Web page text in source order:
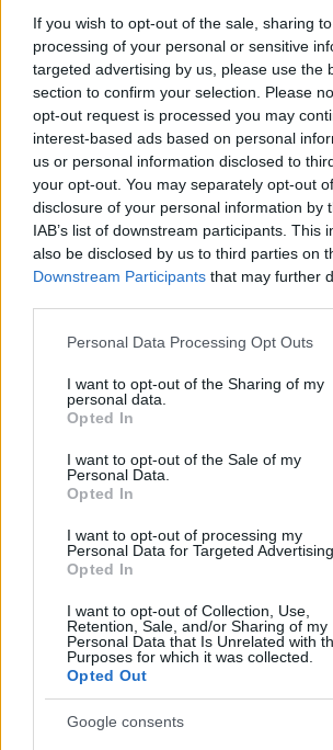
If you wish to opt-out of the sale, sharing
processing of your personal or sensitive
targeted advertising by us, please use the
section to confirm your selection. Please
opt-out request is processed you may
interest-based ads based on personal
us or personal information disclosed to
your opt-out. You may separately opt-out
disclosure of your personal information by
IAB’s list of downstream participants. This
also be disclosed by us to third parties on
Downstream Participants that may further
Please note that this website/app uses one
not limited to your visit or usage behaviour.
grant or deny consent to Google and its
use your data for below specified purposes
consent section.
Personal Data Processing Opt Outs
I want to opt-out of the Sharing of my
personal data.
Opted In
I want to opt-out of the Sale of my
Personal Data.
Opted In
I want to opt-out of processing my
Personal Data for Targeted Advertising.
Opted In
I want to opt-out of Collection, Use,
Retention, Sale, and/or Sharing of my
Personal Data that Is Unrelated with
Purposes for which it was collected.
Opted Out
Google consents
posztolt egy titokzakos képet az X-
ahogy az ilyenkor lenni szokott,
virtuális nagyítók.
Az egyik képen szemet szúrt valami,
vagy stopper számlapjára hajaz,
következtetést vonták le, hogy a
következő nagy dobása. Mások
iránytű az, amit látunk, tehát a
szerintük - a zseniálisReturn of the
hálószerű mintázat sokak
emlékeztet egy karakterre az
című indie gyöngyszem világából.
teóriák - még ha néha ijesztően
Június 5-én kiderül, hogy melyik tipp
viszont ne felejtsetek el
Wonderlands és a Limbo példányotokra
What could the final free MEGA
pic.twitter.com/ov4Hez2hZ9
— Epic Games Store (@EpicGames)
Nem akarsz lemaradni semmiről?